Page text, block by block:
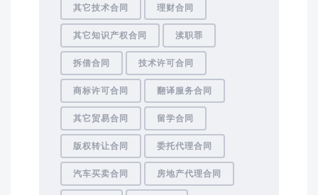
其它技术合同 理财合同
其它知识产权合同 渎职罪
拆借合同 技术许可合同
商标许可合同 翻译服务合同
其它贸易合同 留学合同
版权转让合同 委托代理合同
汽车买卖合同 房地产代理合同